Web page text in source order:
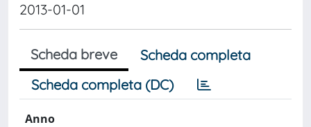
2013-01-01
Scheda breve
Scheda completa
Scheda completa (DC)
Anno